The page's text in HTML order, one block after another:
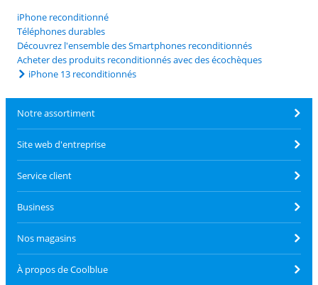
iPhone reconditionné
Téléphones durables
Découvrez l'ensemble des Smartphones reconditionnés
Acheter des produits reconditionnés avec des écochèques
iPhone 13 reconditionnés
Notre assortiment
Site web d'entreprise
Service client
Business
Nos magasins
À propos de Coolblue